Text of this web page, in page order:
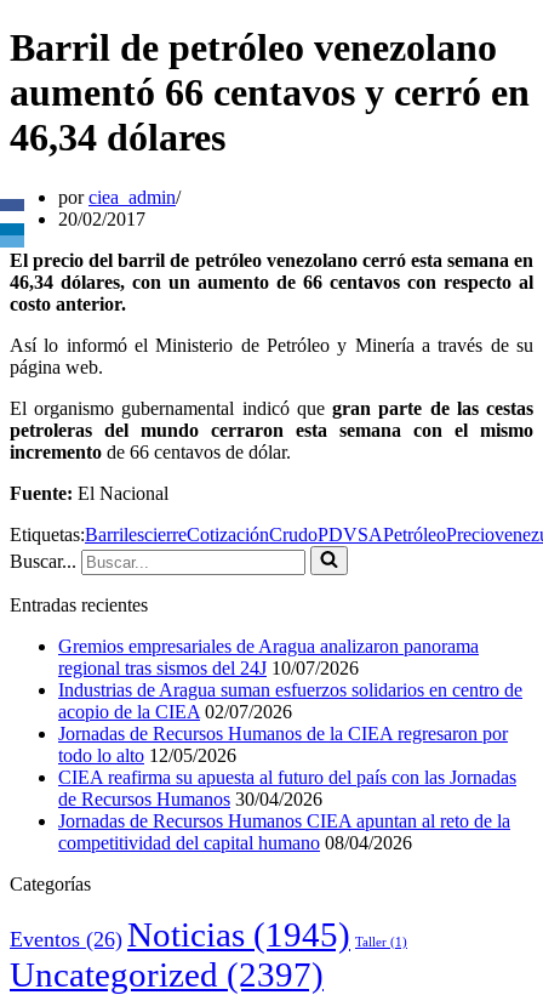
Barril de petróleo venezolano
aumentó 66 centavos y cerró en
46,34 dólares
porciea_admin
20/02/2017
El precio del barril de petróleo venezolano cerró esta semana en
46,34 dólares, con un aumento de 66 centavos con respecto al
costo anterior.
Así lo informó el Ministerio de Petróleo y Minería a través de su
página web.
El organismo gubernamental indicó quegran parte de las cestas
petroleras del mundo cerraron esta semana con el mismo
incremento de 66 centavos de dólar.
Fuente: El Nacional
Etiquetas:BarrilescierreCotizaciónCrudoPDVSAPetróleoPrecio
Buscar...
Entradas recientes
Gremios empresariales de Aragua analizaron panorama
regional tras sismos del 24J 10/07/2026
Industrias de Aragua suman esfuerzos solidarios en centro de
acopio de la CIEA 02/07/2026
Jornadas de Recursos Humanos de la CIEA regresaron por
todo lo alto 12/05/2026
CIEA reafirma su apuesta al futuro del país con las Jornadas
de Recursos Humanos 30/04/2026
Jornadas de Recursos Humanos CIEA apuntan al reto de la
competitividad del capital humano 08/04/2026
Categorías
Eventos (26) Noticias (1945) Taller (1)
Uncategorized (2397)